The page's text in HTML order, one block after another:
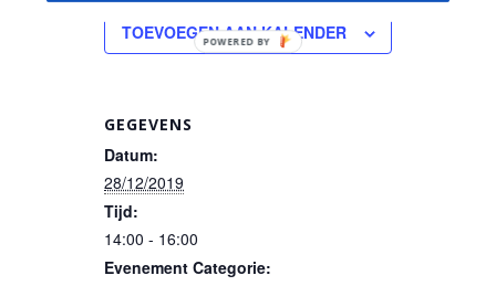
TOEVOEGEN AAN KALENDER
GEGEVENS
Datum:
28/12/2019
Tijd:
14:00 - 16:00
Evenement Categorie:
POWERED BY